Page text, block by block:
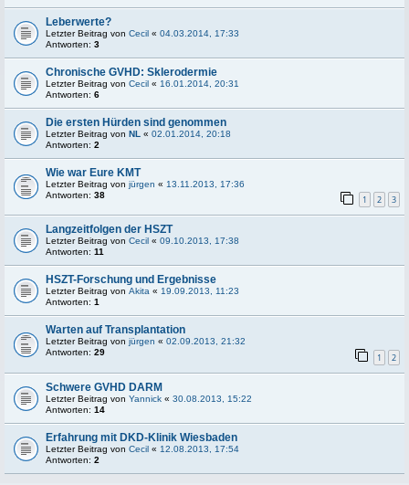
Leberwerte?
Letzter Beitrag von Cecil « 04.03.2014, 17:33
Antworten: 3
Chronische GVHD: Sklerodermie
Letzter Beitrag von Cecil « 16.01.2014, 20:31
Antworten: 6
Die ersten Hürden sind genommen
Letzter Beitrag von NL « 02.01.2014, 20:18
Antworten: 2
Wie war Eure KMT
Letzter Beitrag von jürgen « 13.11.2013, 17:36
Antworten: 38 1 2 3
Langzeitfolgen der HSZT
Letzter Beitrag von Cecil « 09.10.2013, 17:38
Antworten: 11
HSZT-Forschung und Ergebnisse
Letzter Beitrag von Akita « 19.09.2013, 11:23
Antworten: 1
Warten auf Transplantation
Letzter Beitrag von jürgen « 02.09.2013, 21:32
Antworten: 29 1 2
Schwere GVHD DARM
Letzter Beitrag von Yannick « 30.08.2013, 15:22
Antworten: 14
Erfahrung mit DKD-Klinik Wiesbaden
Letzter Beitrag von Cecil « 12.08.2013, 17:54
Antworten: 2